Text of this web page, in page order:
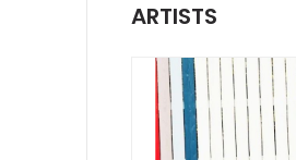
ARTISTS